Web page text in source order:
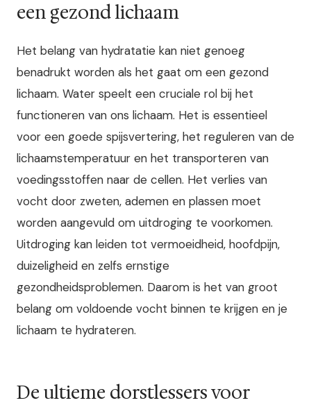
een gezond lichaam
Het belang van hydratatie kan niet genoeg
benadrukt worden als het gaat om een gezond
lichaam. Water speelt een cruciale rol bij het
functioneren van ons lichaam. Het is essentieel
voor een goede spijsvertering, het reguleren van de
lichaamstemperatuur en het transporteren van
voedingsstoffen naar de cellen. Het verlies van
vocht door zweten, ademen en plassen moet
worden aangevuld om uitdroging te voorkomen.
Uitdroging kan leiden tot vermoeidheid, hoofdpijn,
duizeligheid en zelfs ernstige
gezondheidsproblemen. Daarom is het van groot
belang om voldoende vocht binnen te krijgen en je
lichaam te hydrateren.
De ultieme dorstlessers voor